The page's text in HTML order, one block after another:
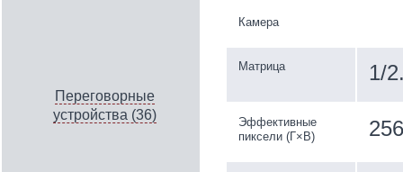
Переговорные
устройства (36)
Камера
Матрица 1/
Эффективные
пиксели (Г×В)